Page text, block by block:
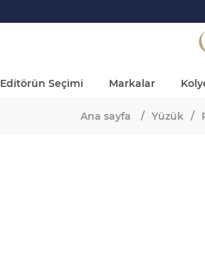
Editörün Seçimi Markalar
Ana sayfa / Yüzük /